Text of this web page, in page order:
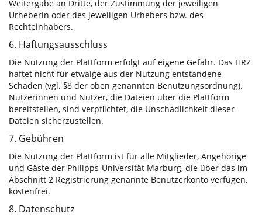
Weitergabe an Dritte, der Zustimmung der jeweiligen
Urheberin oder des jeweiligen Urhebers bzw. des
Rechteinhabers.
6. Haftungsausschluss
Die Nutzung der Plattform erfolgt auf eigene Gefahr. Das HRZ
haftet nicht für etwaige aus der Nutzung entstandene
Schäden (vgl. §8 der oben genannten Benutzungsordnung).
Nutzerinnen und Nutzer, die Dateien über die Plattform
bereitstellen, sind verpflichtet, die Unschädlichkeit dieser
Dateien sicherzustellen.
7. Gebühren
Die Nutzung der Plattform ist für alle Mitglieder, Angehörige
und Gäste der Philipps-Universität Marburg, die über das im
Abschnitt 2 Registrierung genannte Benutzerkonto verfügen,
kostenfrei.
8. Datenschutz